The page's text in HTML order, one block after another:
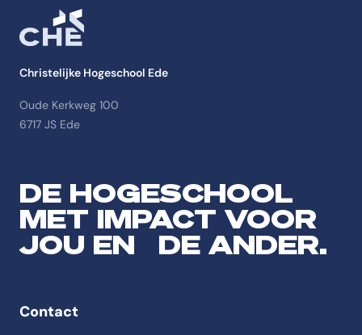
Christelijke Hogeschool Ede
Oude Kerkweg 100
6717 JS Ede
DE HOGESCHOOL
MET IMPACT VOOR
JOU EN DE ANDER.
Contact